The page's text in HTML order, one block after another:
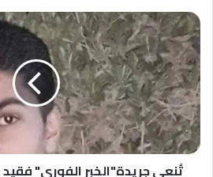
تُنعي
جريدة"الخبر
الفوري"
فقيد
شباب
المجابره
بجرجا
تُنعي جريدة"الخبر الفوري" فقيد